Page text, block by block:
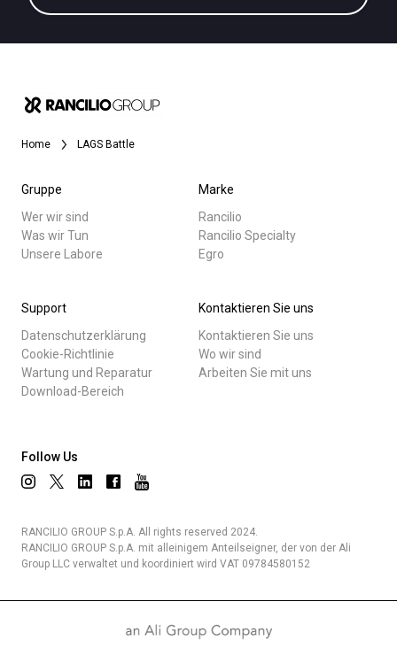
Home LAGS Battle
Gruppe
Wer wir sind
Was wir Tun
Unsere Labore
Marke
Rancilio
Rancilio Specialty
Egro
Support
Datenschutzerklärung
Cookie-Richtlinie
Wartung und Reparatur
Download-Bereich
Kontaktieren Sie uns
Kontaktieren Sie uns
Wo wir sind
Arbeiten Sie mit uns
Follow Us
RANCILIO GROUP S.p.A. All rights reserved 2024.
RANCILIO GROUP S.p.A. mit alleinigem Anteilseigner, der von der Ali
Group LLC verwaltet und koordiniert wird VAT 09784580152
Nachrichten
Herunterladen